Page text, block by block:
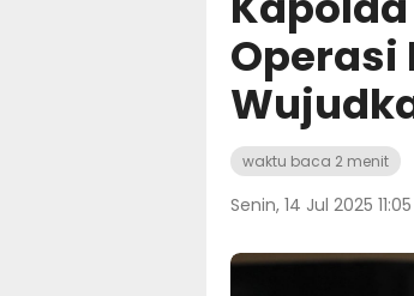
Operasi
waktu baca 2 menit
Senin, 14 Jul 2025 11:05